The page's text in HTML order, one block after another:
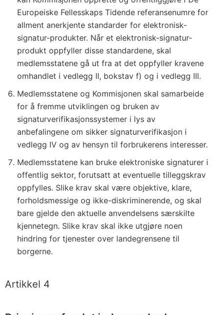
Europeiske Fellesskaps Tidende referansenumre for
allment anerkjente standarder for elektronisk-
signatur-produkter. Når et elektronisk-signatur-
produkt oppfyller disse standardene, skal
medlemsstatene gå ut fra at det oppfyller kravene
omhandlet i vedlegg II, bokstav f) og i vedlegg III.
Medlemsstatene og Kommisjonen skal samarbeide
for å fremme utviklingen og bruken av
signaturverifikasjonssystemer i lys av
anbefalingene om sikker signaturverifikasjon i
vedlegg IV og av hensyn til forbrukerens interesser.
Medlemsstatene kan bruke elektroniske signaturer i
offentlig sektor, forutsatt at eventuelle tilleggskrav
oppfylles. Slike krav skal være objektive, klare,
forholdsmessige og ikke-diskriminerende, og skal
bare gjelde den aktuelle anvendelsens særskilte
kjennetegn. Slike krav skal ikke utgjøre noen
hindring for tjenester over landegrensene til
borgerne.
Artikkel 4